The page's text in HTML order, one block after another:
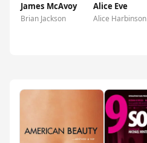
James McAvoy
Brian Jackson
Alice Eve
Alice Harbinson